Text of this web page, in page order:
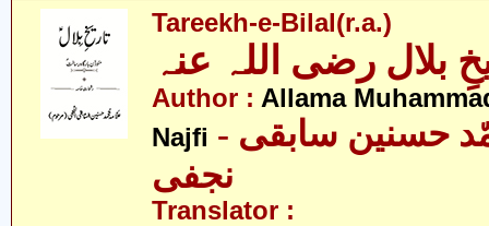
Tareekh-e-Bilal(r.a.)
بلال رضی اللہ عنہ
Author : Allama
Najfi - علامہ محمّد حسنین سابقی
نجفی
Translator :